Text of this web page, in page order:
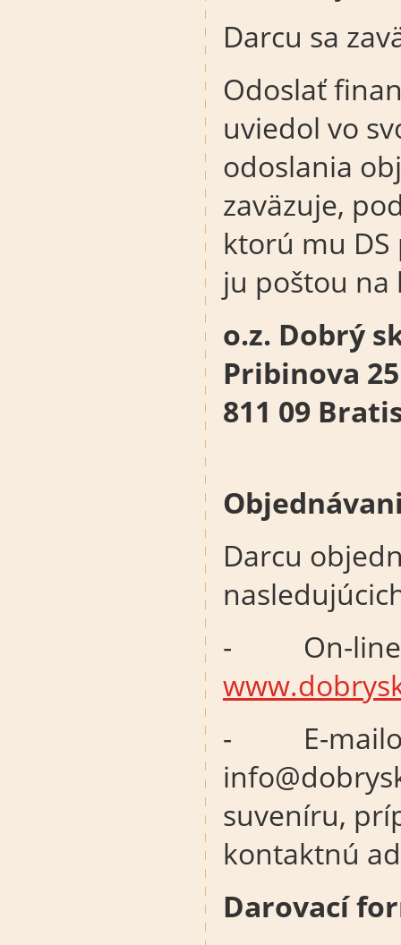
Darcu sa
Odoslať
uviedol vo
odoslania
zaväzuje,
ktorú mu DS
ju poštou na
o.z. Dobrý
Pribinova 25
811 09
Darcu
- On-line
- E-mailom
suveníru,
kontaktnú
Darovací